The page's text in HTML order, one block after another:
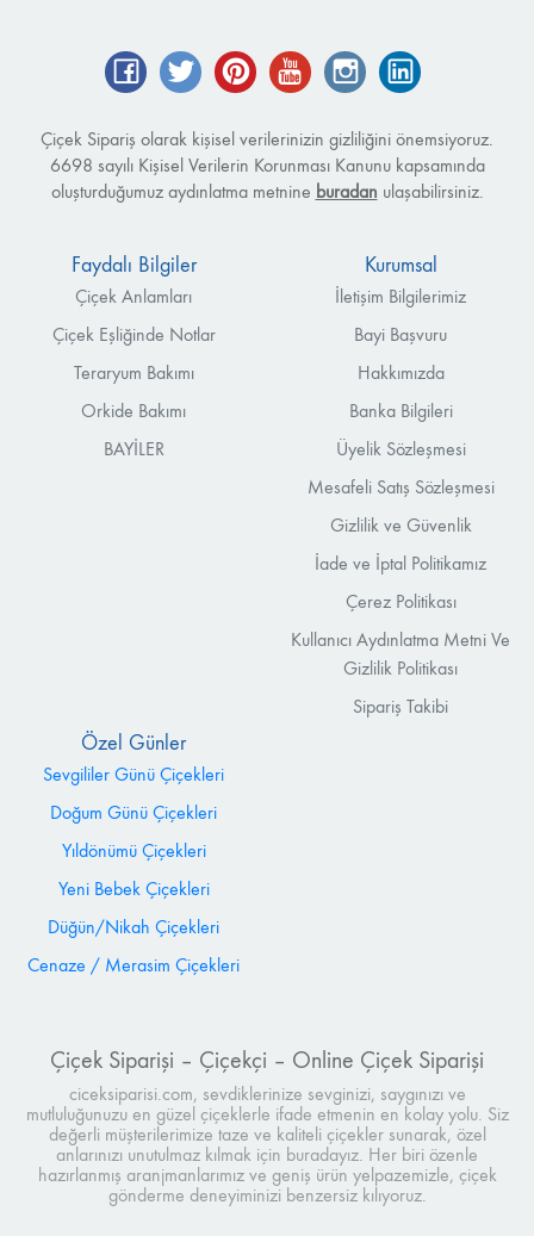
FacebookTwitter Pinterest YouTube Instagram
Çiçek Sipariş olarak kişisel verilerinizin gizliliğini önemsiyoruz.
6698 sayılı Kişisel Verilerin Korunması Kanunu kapsamında
oluşturduğumuz aydınlatma metnine buradan ulaşabilirsiniz.
Faydalı Bilgiler
Çiçek Anlamları
Çiçek Eşliğinde Notlar
Teraryum Bakımı
Orkide Bakımı
BAYİLER
Kurumsal
İletişim Bilgilerimiz
Bayi Başvuru
Hakkımızda
Banka Bilgileri
Üyelik Sözleşmesi
Mesafeli Satış Sözleşmesi
Gizlilik ve Güvenlik
İade ve İptal Politikamız
Çerez Politikası
Kullanıcı Aydınlatma Metni Ve
Gizlilik Politikası
Sipariş Takibi
Özel Günler
Sevgililer Günü Çiçekleri
Doğum Günü Çiçekleri
Yıldönümü Çiçekleri
Yeni Bebek Çiçekleri
Düğün/Nikah Çiçekleri
Cenaze / Merasim Çiçekleri
Çiçek Siparişi – Çiçekçi – Online Çiçek Siparişi
ciceksiparisi.com, sevdiklerinize sevginizi, saygınızı ve
mutluluğunuzu en güzel çiçeklerle ifade etmenin en kolay yolu. Siz
değerli müşterilerimize taze ve kaliteli çiçekler sunarak, özel
anlarınızı unutulmaz kılmak için buradayız. Her biri özenle
hazırlanmış aranjmanlarımız ve geniş ürün yelpazemizle, çiçek
gönderme deneyiminizi benzersiz kılıyoruz.